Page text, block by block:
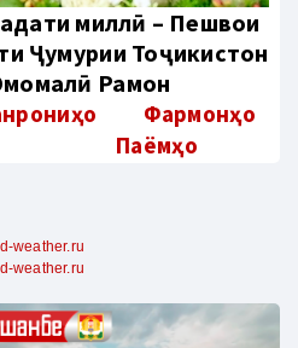
миллӣ – Пешвои
Ҷумҳурии Тоҷикистон
Раҳмон
Фармонҳо
Паёмҳо
weather.ru
weather.ru